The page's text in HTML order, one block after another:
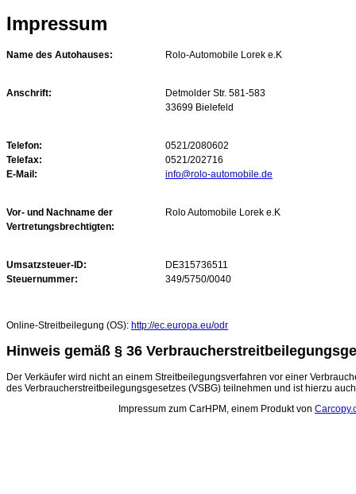
Impressum
Name des Autohauses: Rolo-Automobile Lorek e.K
Anschrift:
Detmolder Str. 581-583
33699 Bielefeld
Telefon:
0521/2080602
Telefax:
0521/202716
E-Mail:
info@rolo-automobile.de
Vor- und Nachname der
Vertretungsbrechtigten:
Rolo Automobile Lorek e.K
Umsatzsteuer-ID:
DE315736511
Steuernummer:
349/5750/0040
Online-Streitbeilegung (OS): http://ec.europa.eu/odr
Hinweis gemäß § 36
Der Verkäufer wird nicht an einem Streitbeilegungsverfahren vor einer
des Verbraucherstreitbeilegungsgesetzes (VSBG) teilnehmen und ist hierzu
Impressum zum CarHPM, einem Produkt von